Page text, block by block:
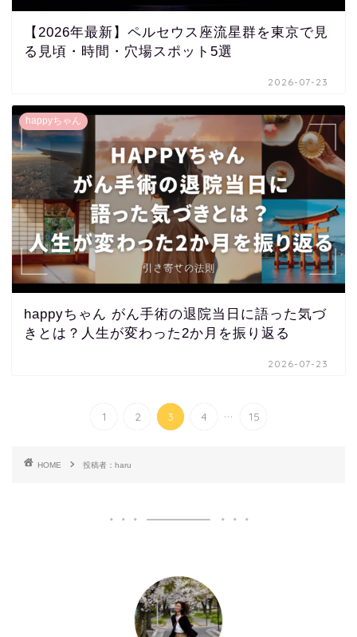
【2026年最新】ペルセウス座流星群を東京で見
る見頃・時間・穴場スポット5選
2026-07-23
happyちゃん
happyちゃん がん手術の退院当日に語った気づ
きとは？人生が変わった2か月を振り返る
2026-07-23
1 2 3 4 ... 15
HOME 投稿者：haru